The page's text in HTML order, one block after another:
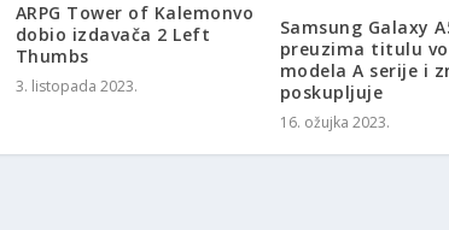
ARPG Tower of Kalemonvo
dobio izdavača 2 Left
Thumbs
3. listopada 2023.
Samsung Galaxy
preuzima titulu
modela A serije i
poskupljuje
16. ožujka 2023.